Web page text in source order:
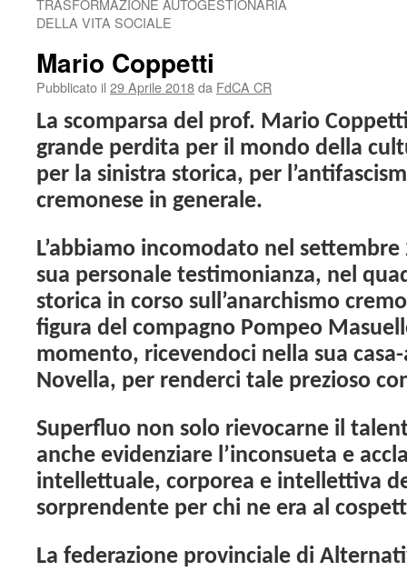
TRASFORMAZIONE AUTOGESTIONARIA
DELLA VITA SOCIALE
Mario Coppetti
Pubblicato il 29 Aprile 2018da FdCA CR
La scomparsa del prof. Mario
grande perdita per il mondo della
per la sinistra storica, per
cremonese in generale.
L’abbiamo incomodato nel
sua personale testimonianza, nel
storica in corso sull’anarchismo
figura del compagno Pompeo
momento, ricevendoci nella sua
Novella, per renderci tale prezioso
Superfluo non solo rievocarne il
anche evidenziare l’inconsueta e
intellettuale, corporea e intellettiva
sorprendente per chi ne era al
La federazione provinciale di